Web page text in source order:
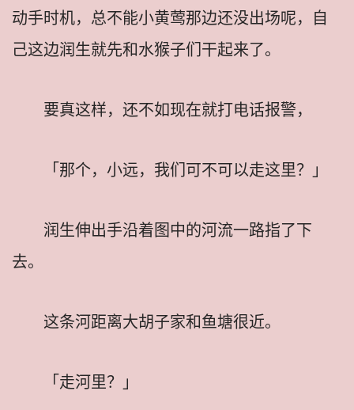
动手时机，总不能小黄莺那边还没出场呢，自
己这边润生就先和水猴子们干起来了。
要真这样，还不如现在就打电话报警，
「那个，小远，我们可不可以走这里？」
润生伸出手沿着图中的河流一路指了下
去。
这条河距离大胡子家和鱼塘很近。
「走河里？」